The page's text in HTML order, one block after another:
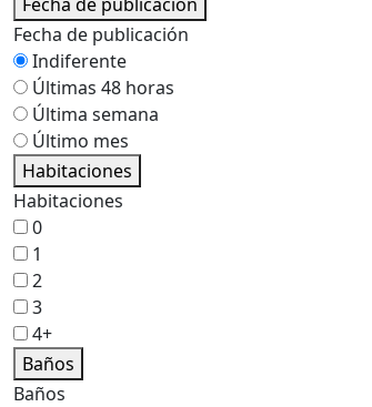
Fecha de publicación
Indiferente
Últimas 48 horas
Última semana
Último mes
Habitaciones
Habitaciones
0
1
2
3
4+
Baños
Baños